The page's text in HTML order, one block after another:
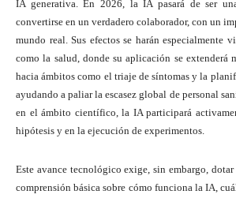
IA generativa. En 2026, la IA pasará de ser
convertirse en un verdadero colaborador, con un
mundo real. Sus efectos se harán especialmente
como la salud, donde su aplicación se extenderá
hacia ámbitos como el triaje de síntomas y la
ayudando a paliar la escasez global de personal
en el ámbito científico, la IA participará
hipótesis y en la ejecución de experimentos.
Este avance tecnológico exige, sin embargo,
comprensión básica sobre cómo funciona la IA,